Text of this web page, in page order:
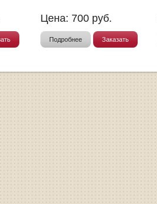
Цена: 700 руб.
Подробнее Заказать